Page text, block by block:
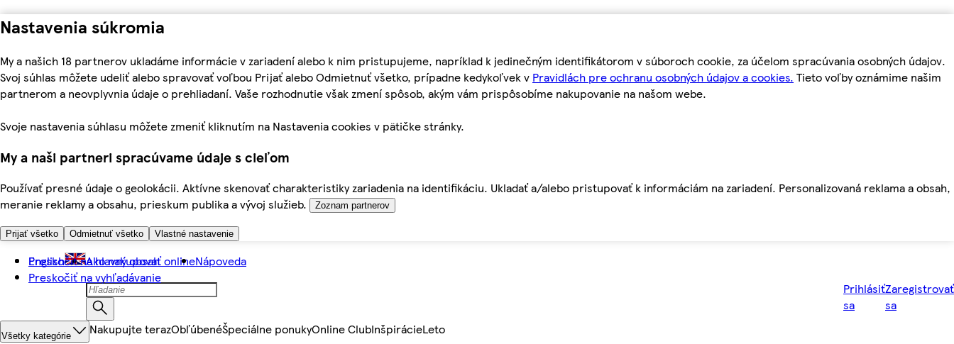
Nastavenia súkromia
My a našich 18 partnerov ukladáme informácie v zariadení alebo k nim pristupujeme, napríklad k jedinečným identifikátorom v súboroch cookie, za účelom spracúvania osobných údajov.
Svoj súhlas môžete udeliť alebo spravovať voľbou Prijať alebo Odmietnuť všetko, prípadne kedykoľvek v Pravidlách pre ochranu osobných údajov a cookies. Tieto voľby oznámime našim
partnerom a neovplyvnia údaje o prehliadaní. Vaše rozhodnutie však zmení spôsob, akým vám prispôsobíme nakupovanie na našom webe.
Svoje nastavenia súhlasu môžete zmeniť kliknutím na Nastavenia cookies v pätičke stránky.
My a naši partneri spracúvame údaje s cieľom
Používať presné údaje o geolokácii. Aktívne skenovať charakteristiky zariadenia na identifikáciu. Ukladať a/alebo pristupovať k informáciám na zariadení. Personalizovaná reklama a obsah,
meranie reklamy a obsahu, prieskum publika a vývoj služieb.
Zoznam partnerov
Prijať všetko Odmietnuť všetko Vlastné nastavenie
Preskočiť na hlavný obsah
Preskočiť na vyhľadávanie
English Ako nakupovať onlineNápoveda
Prihlásiť
sa
Zaregistrovať
sa
Všetky kategórie Nakupujte terazObľúbenéŠpeciálne ponukyOnline ClubInšpirácieLeto